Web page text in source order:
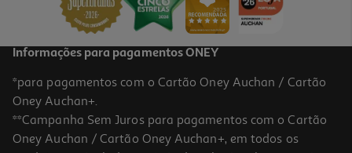
Informações para pagamentos ONEY
*para pagamentos com o Cartão Oney Auchan / Cartão
Oney Auchan+.
**Campanha Sem Juros para pagamentos com o Cartão
Oney Auchan / Cartão Oney Auchan+, em todos os